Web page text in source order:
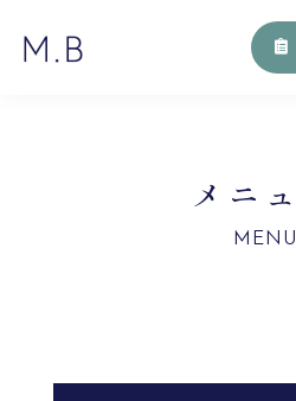
メ ニ ュ
MENU